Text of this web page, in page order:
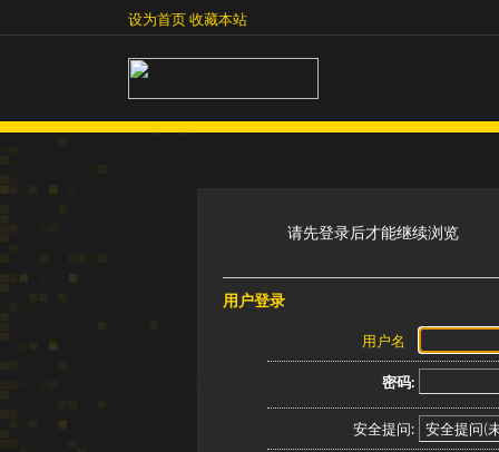
收藏本站设为首页收藏本站
请先登录后才能继续浏览
用户登录
用户名
密码:
安全提问: